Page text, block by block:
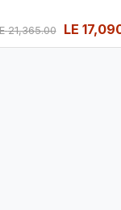
21,365.00
LE